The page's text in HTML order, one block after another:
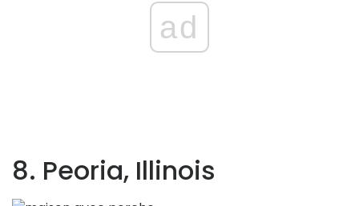
ad
8. Peoria, Illinois